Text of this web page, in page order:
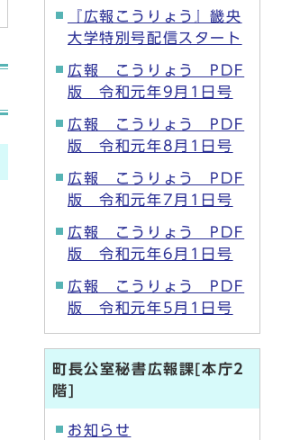
『広報こうりょう』畿央
大学特別号配信スタート
広報 こうりょう PDF
版 令和元年9月1日号
広報 こうりょう PDF
版 令和元年8月1日号
広報 こうりょう PDF
版 令和元年7月1日号
広報 こうりょう PDF
版 令和元年6月1日号
広報 こうりょう PDF
版 令和元年5月1日号
町長公室秘書広報課[本庁2
階]
お知らせ